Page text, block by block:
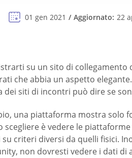
01 gen 2021 Aggiornato: 22
su un sito di
che abbia un aspetto
dei siti di incontri può dire se
una piattaforma mostra solo
scegliere è vedere le
criteri diversi da quelli fisici.
non dovresti vedere i dati